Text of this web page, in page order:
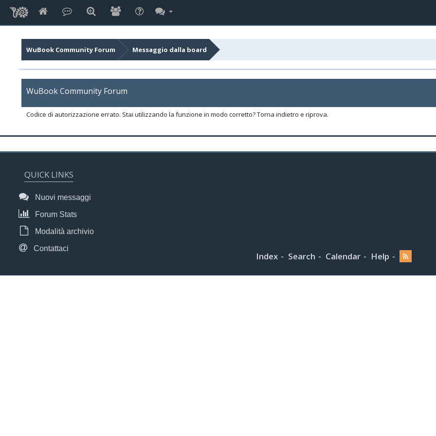
WuBook Community Forum Messaggio dalla board
WuBook Community Forum
Codice di autorizzazione errato. Stai utilizzando la funzione in modo corretto? Torna indietro e riprova.
QUICK LINKS
Nuovi messaggi
Forum Stats
Modalità archivio
Contattaci
Index Search Calendar Help